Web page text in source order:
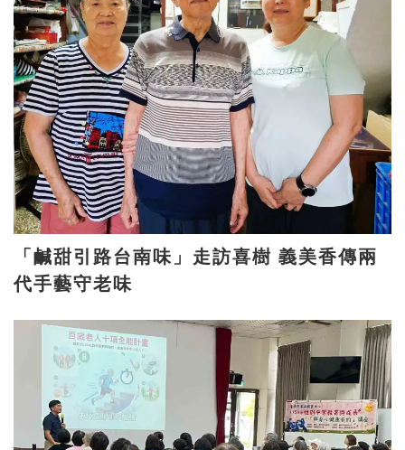
「鹹甜引路台南味」走訪喜樹 義美香傳兩
代手藝守老味